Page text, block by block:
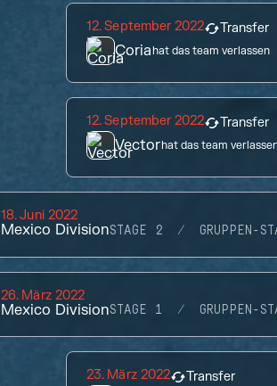
12. September 2022 Transfer
Coriahat das team verlassen
12. September 2022 Transfer
Vectorhat das team
18. Juni 2022
Mexico DivisionSTAGE 2 GRUPPEN-
26. März 2022
Mexico DivisionSTAGE 1 GRUPPEN-
23. März 2022 Transfer